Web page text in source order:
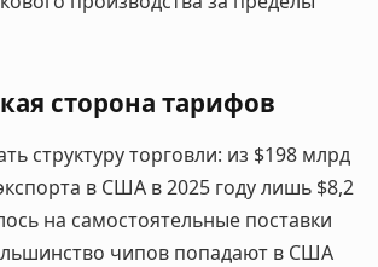
сторона тарифов
структуру торговли: из $198 млрд
в США в 2025 году лишь $8,2
на самостоятельные поставки
чипов попадают в США